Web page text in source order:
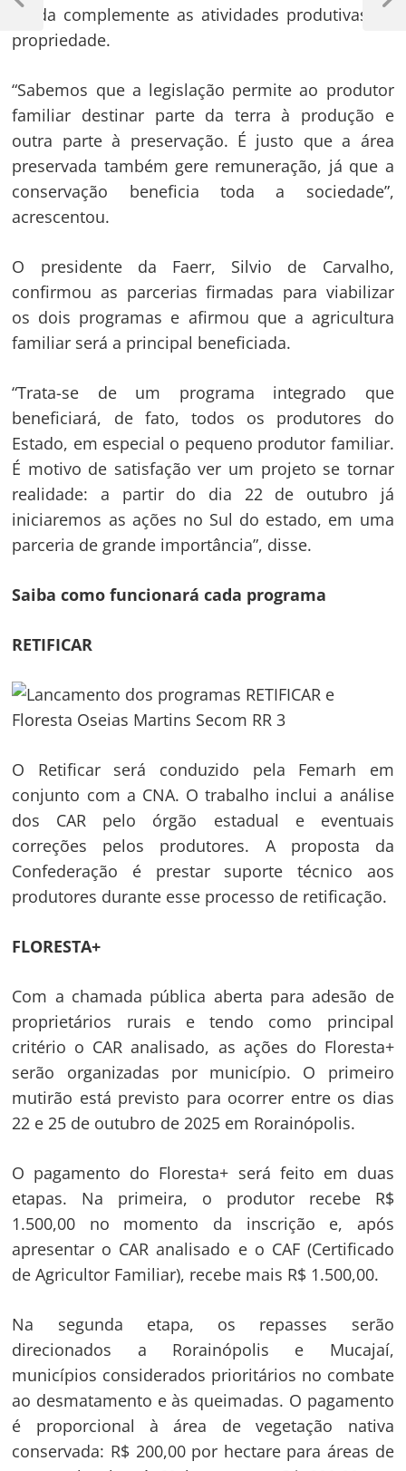
renda complemente as atividades produtivas da
propriedade.
“Sabemos que a legislação permite ao produtor
familiar destinar parte da terra à produção e
outra parte à preservação. É justo que a área
preservada também gere remuneração, já que a
conservação beneficia toda a sociedade”,
acrescentou.
O presidente da Faerr, Silvio de Carvalho,
confirmou as parcerias firmadas para viabilizar
os dois programas e afirmou que a agricultura
familiar será a principal beneficiada.
“Trata-se de um programa integrado que
beneficiará, de fato, todos os produtores do
Estado, em especial o pequeno produtor familiar.
É motivo de satisfação ver um projeto se tornar
realidade: a partir do dia 22 de outubro já
iniciaremos as ações no Sul do estado, em uma
parceria de grande importância”, disse.
Saiba como funcionará cada programa
RETIFICAR
O Retificar será conduzido pela Femarh em
conjunto com a CNA. O trabalho inclui a análise
dos CAR pelo órgão estadual e eventuais
correções pelos produtores. A proposta da
Confederação é prestar suporte técnico aos
produtores durante esse processo de retificação.
FLORESTA+
Com a chamada pública aberta para adesão de
proprietários rurais e tendo como principal
critério o CAR analisado, as ações do Floresta+
serão organizadas por município. O primeiro
mutirão está previsto para ocorrer entre os dias
22 e 25 de outubro de 2025 em Rorainópolis.
O pagamento do Floresta+ será feito em duas
etapas. Na primeira, o produtor recebe R$
1.500,00 no momento da inscrição e, após
apresentar o CAR analisado e o CAF (Certificado
de Agricultor Familiar), recebe mais R$ 1.500,00.
Na segunda etapa, os repasses serão
direcionados a Rorainópolis e Mucajaí,
municípios considerados prioritários no combate
ao desmatamento e às queimadas. O pagamento
é proporcional à área de vegetação nativa
conservada: R$ 200,00 por hectare para áreas de
de
Post
Previous
Next
Post